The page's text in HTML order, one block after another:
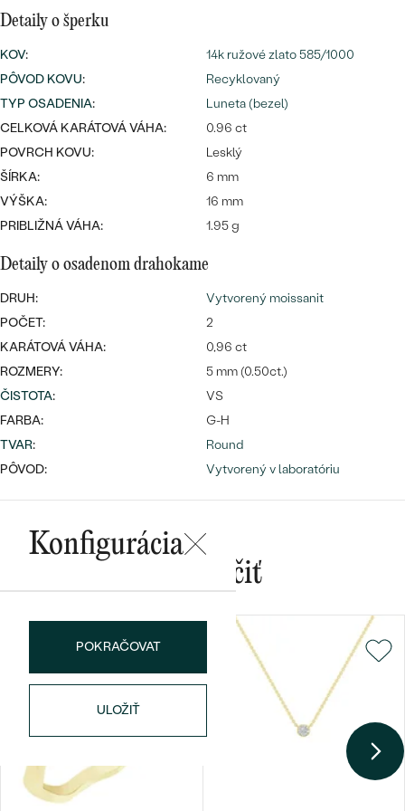
Wave kolekcia
PODĽA TVARU DRAHOKAMU
NA MIERU
DIAMANTY
Bestsellery
náušnice
PREZRIEŤ
Personalizované
prívesky
Najpredávanejšie
prstene
Detaily o šperku
KOV:
14k ružové zlato 585/1000
PÔVOD KOVU:
Recyklovaný
TYP OSADENIA:
Luneta (bezel)
CELKOVÁ KARÁTOVÁ VÁHA:
0.96 ct
POVRCH KOVU:
Lesklý
ŠÍRKA:
6 mm
VÝŠKA:
16 mm
PRIBLIŽNÁ VÁHA:
1.95 g
Detaily o osadenom drahokame
DRUH:
Vytvorený moissanit
POČET:
2
KARÁTOVÁ VÁHA:
0,96 ct
ROZMERY:
5 mm (0.50ct.)
ČISTOTA:
VS
FARBA:
G-H
TVAR:
Round
PÔVOD:
Vytvorený v laboratóriu
Konfigurácia
POKRAČOVAT
ULOŽIŤ
Mohlo by sa vám páčiť